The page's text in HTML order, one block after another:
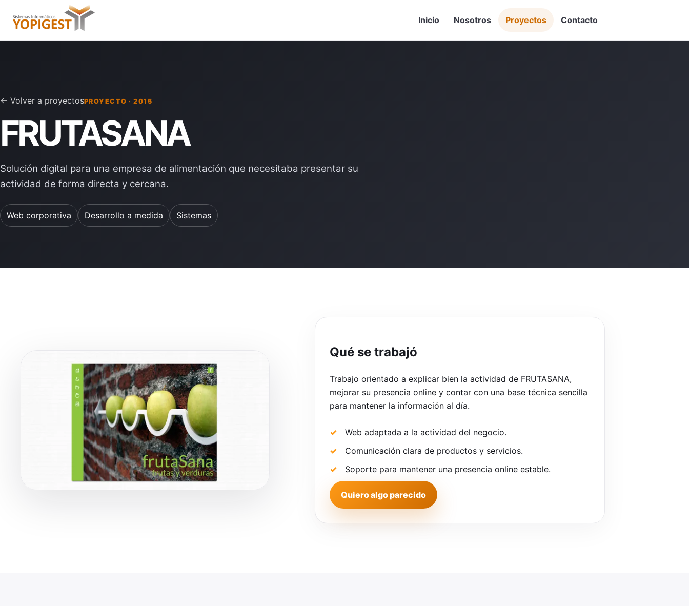
Inicio Nosotros Proyectos Contacto
← Volver a proyectosPROYECTO · 2015
FRUTASANA
Solución digital para una empresa de alimentación que necesitaba presentar su
actividad de forma directa y cercana.
Web corporativa Desarrollo a medida Sistemas
Qué se trabajó
Trabajo orientado a explicar bien la actividad de FRUTASANA,
mejorar su presencia online y contar con una base técnica sencilla
para mantener la información al día.
Web adaptada a la actividad del negocio.
Comunicación clara de productos y servicios.
Soporte para mantener una presencia online estable.
Quiero algo parecido